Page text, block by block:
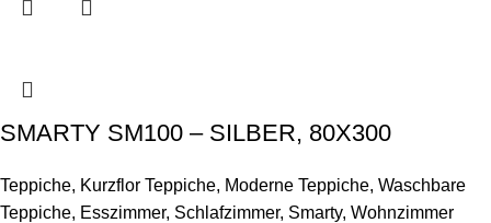
SMARTY SM100 – SILBER, 80X300
Teppiche, Kurzflor Teppiche, Moderne Teppiche, Waschbare
Teppiche, Esszimmer, Schlafzimmer, Smarty, Wohnzimmer